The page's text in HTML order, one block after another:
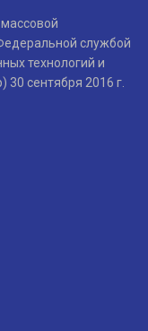
службой
технологий и
сентября 2016 г.